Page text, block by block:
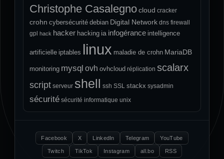
Christophe Casalegnocloud cracker
crohn cybersécurité debian Digital Network dns firewall
gpl
hack hacker hacking ia infogérance intelligence
artificielle iptables linux maladie de crohn MariaDB
monitoring mysql ovh ovhcloud réplication scalarx
script serveur shell ssh SSL stackx sysadmin
sécurité sécurité informatique unix
Facebook X LinkedIn Telegram YouTube
Twitch TikTok Instagram all.bo
RSS